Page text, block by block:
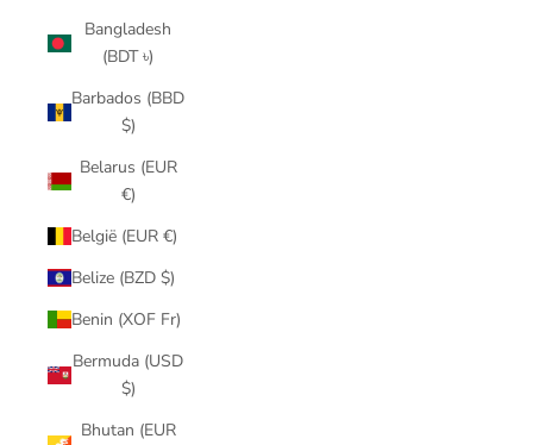
Bangladesh
(BDT ৳)
Barbados (BBD
$)
Belarus (EUR
€)
België (EUR €)
Belize (BZD $)
Benin (XOF Fr)
Bermuda (USD
$)
Bhutan (EUR